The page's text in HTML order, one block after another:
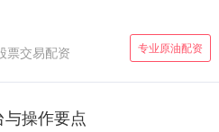
专业原油配资
票交易配资
操作要点